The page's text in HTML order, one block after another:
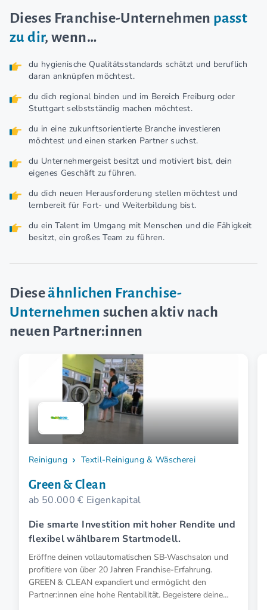
Dieses Franchise-Unternehmen passt
zu dir, wenn…
du hygienische Qualitätsstandards schätzt und beruflich
daran anknüpfen möchtest.
du dich regional binden und im Bereich Freiburg oder
Stuttgart selbstständig machen möchtest.
du in eine zukunftsorientierte Branche investieren
möchtest und einen starken Partner suchst.
du Unternehmergeist besitzt und motiviert bist, dein
eigenes Geschäft zu führen.
du dich neuen Herausforderung stellen möchtest und
lernbereit für Fort- und Weiterbildung bist.
du ein Talent im Umgang mit Menschen und die Fähigkeit
besitzt, ein großes Team zu führen.
Dieseähnlichen Franchise-
Unternehmen suchen aktiv nach
neuen Partner:innen
Reinigung Textil-Reinigung & Wäscherei
Green & Clean
ab 50.000 € Eigenkapital
Die smarte Investition mit hoher Rendite und
flexibel wählbarem Startmodell.
Eröffne deinen vollautomatischen SB-Waschsalon und
profitiere von über 20 Jahren Franchise-Erfahrung.
GREEN & CLEAN expandiert und ermöglicht den
Partner:innen eine hohe Rentabilität. Begeistere deine